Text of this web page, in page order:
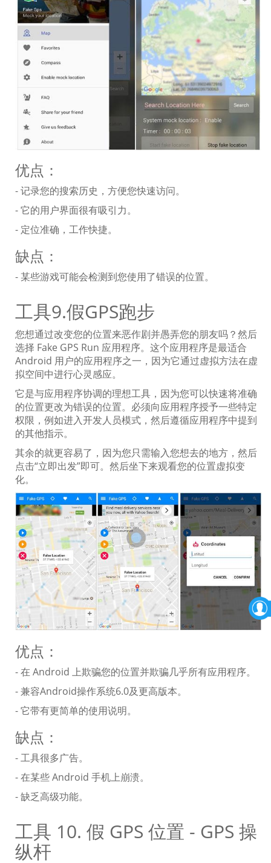
优点：
- 记录您的搜索历史，方便您快速访问。
- 它的用户界面很有吸引力。
- 定位准确，工作快捷。
缺点：
- 某些游戏可能会检测到您使用了错误的位置。
工具9.假GPS跑步
您想通过改变您的位置来恶作剧并愚弄您的朋友吗？然后
选择 Fake GPS Run 应用程序。这个应用程序是最适合
Android 用户的应用程序之一，因为它通过虚拟方法在虚
拟空间中进行心灵感应。
它是与应用程序协调的理想工具，因为您可以快速将准确
的位置更改为错误的位置。必须向应用程序授予一些特定
权限，例如进入开发人员模式，然后遵循应用程序中提到
的其他指示。
其余的就更容易了，因为您只需输入您想去的地方，然后
点击“立即出发”即可。然后坐下来观看您的位置虚拟变
化。
优点：
- 在 Android 上欺骗您的位置并欺骗几乎所有应用程序。
- 兼容Android操作系统6.0及更高版本。
- 它带有更简单的使用说明。
缺点：
- 工具很多广告。
- 在某些 Android 手机上崩溃。
- 缺乏高级功能。
工具 10. 假 GPS 位置 - GPS 操
纵杆